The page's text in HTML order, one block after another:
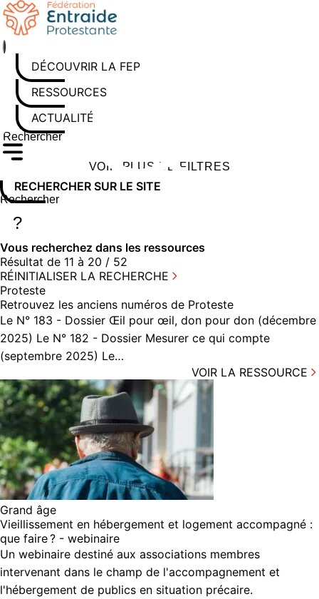
Aller
au
contenu
DÉCOUVRIR LA FEP
RESSOURCES
ACTUALITÉS
Rechercher sur le site
Saisissez au moins 3 caractères pour lancer la recherche
VOIR PLUS DE FILTRES
RECHERCHER SUR LE SITE
Rechercher sur le site
Saisissez au moins 3 caractères pour lancer la recherche
?
Vous recherchez dans les ressources
Résultat de 11 à 20 / 52
RÉINITIALISER LA RECHERCHE
Proteste
Retrouvez les anciens numéros de Proteste
Le N° 183 - Dossier Œil pour œil, don pour don (décembre
2025) Le N° 182 - Dossier Mesurer ce qui compte
(septembre 2025) Le…
VOIR LA RESSOURCE
Grand âge
Vieillissement en hébergement et logement accompagné :
que faire ? - webinaire
Un webinaire destiné aux associations membres
intervenant dans le champ de l'accompagnement et
l'hébergement de publics en situation précaire.